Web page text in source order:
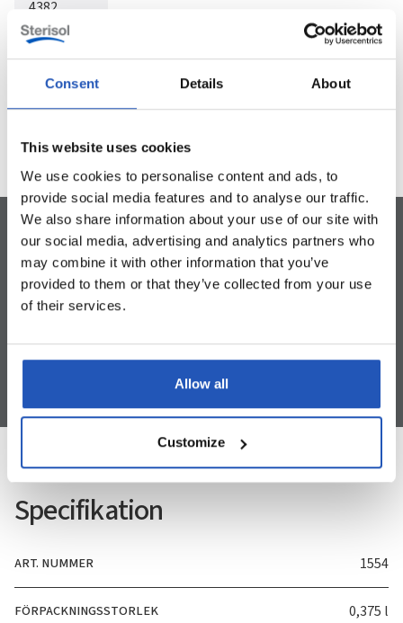
Consent Details About
This website uses cookies
We use cookies to personalise content and ads, to
provide social media features and to analyse our traffic.
We also share information about your use of our site with
our social media, advertising and analytics partners who
may combine it with other information that you’ve
provided to them or that they’ve collected from your use
of their services.
Allow all
Customize
4382
Sterisol
System
0,375l
Elegant design
Gjorda av återvunnen plast
Enkla att använda och rengöra
Specifikation
ART. NUMMER 1554
FÖRPACKNINGSSTORLEK 0,375 l